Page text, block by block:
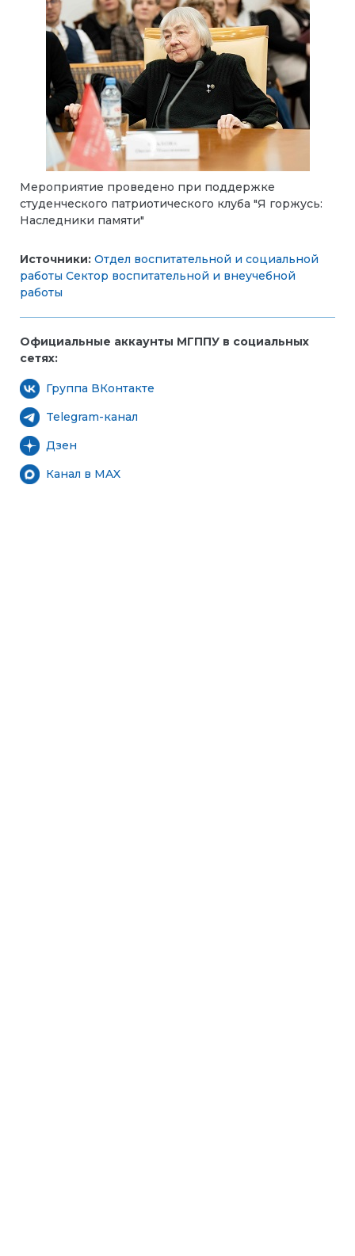
Мероприятие проведено при поддержке
студенческого патриотического клуба "Я горжусь:
Наследники памяти"
Источники: Отдел воспитательной и социальной
работы Сектор воспитательной и внеучебной
работы
Официальные аккаунты МГППУ в социальных
сетях:
Группа ВКонтакте
Telegram-канал
Дзен
Канал в MAX